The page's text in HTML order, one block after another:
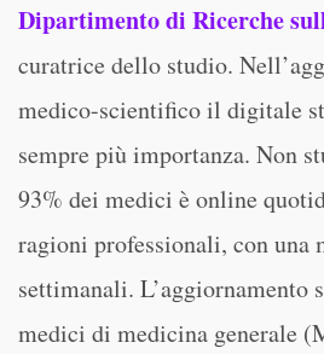
Dipartimento di Ricerche
curatrice dello studio.
medico-scientifico il digitale
sempre più importanza. Non
93% dei medici è online
ragioni professionali, con una
settimanali. L’aggiornamento
medici di medicina generale